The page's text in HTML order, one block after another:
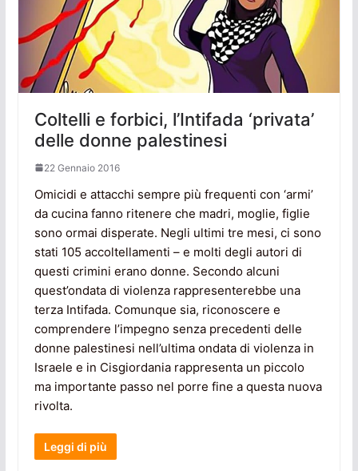
Coltelli e forbici, l’Intifada ‘privata’
delle donne palestinesi
22 Gennaio 2016
Omicidi e attacchi sempre più frequenti con ‘armi’
da cucina fanno ritenere che madri, moglie, figlie
sono ormai disperate. Negli ultimi tre mesi, ci sono
stati 105 accoltellamenti – e molti degli autori di
questi crimini erano donne. Secondo alcuni
quest’ondata di violenza rappresenterebbe una
terza Intifada. Comunque sia, riconoscere e
comprendere l’impegno senza precedenti delle
donne palestinesi nell’ultima ondata di violenza in
Israele e in Cisgiordania rappresenta un piccolo
ma importante passo nel porre fine a questa nuova
rivolta.
Leggi di più